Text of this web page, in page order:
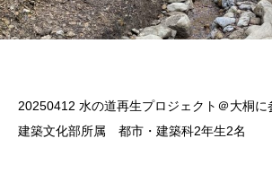
20250412 水の道再生プロジェクト＠大桐に
建築文化部所属 都市・建築科2年生2名